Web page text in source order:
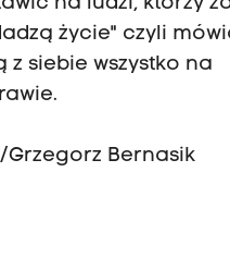
życie" czyli
z siebie wszystko na
Grzegorz Bernasik